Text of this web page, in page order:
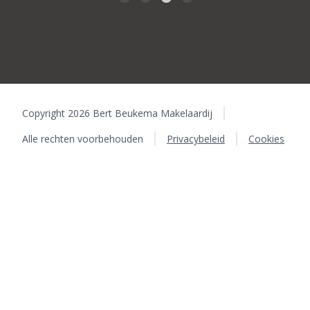
Copyright 2026 Bert Beukema Makelaardij
Alle rechten voorbehouden
Privacybeleid Cookies